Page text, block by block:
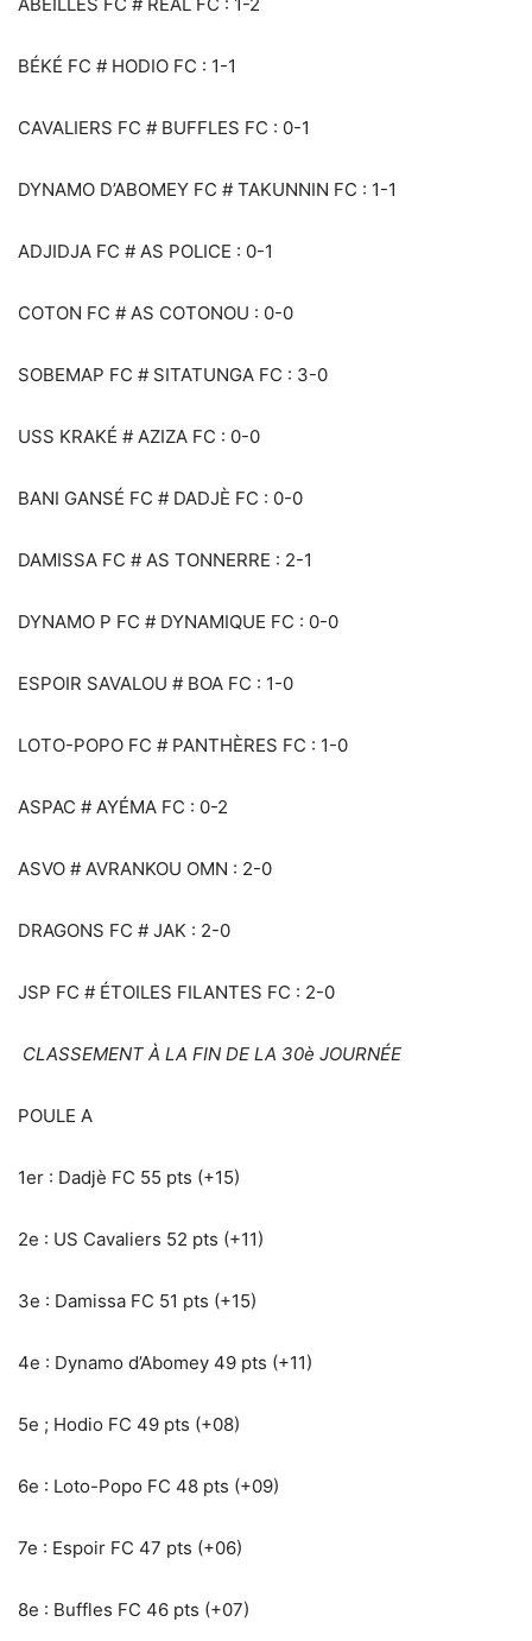
BÉKÉ FC # HODIO FC : 1-1
CAVALIERS FC # BUFFLES FC : 0-1
DYNAMO D’ABOMEY FC # TAKUNNIN FC : 1-1
ADJIDJA FC # AS POLICE : 0-1
COTON FC # AS COTONOU : 0-0
SOBEMAP FC # SITATUNGA FC : 3-0
USS KRAKÉ # AZIZA FC : 0-0
BANI GANSÉ FC # DADJÈ FC : 0-0
DAMISSA FC # AS TONNERRE : 2-1
DYNAMO P FC # DYNAMIQUE FC : 0-0
ESPOIR SAVALOU # BOA FC : 1-0
LOTO-POPO FC # PANTHÈRES FC : 1-0
ASPAC # AYÉMA FC : 0-2
ASVO # AVRANKOU OMN : 2-0
DRAGONS FC # JAK : 2-0
JSP FC # ÉTOILES FILANTES FC : 2-0
CLASSEMENT À LA FIN DE LA 30è JOURNÉE
POULE A
1er : Dadjè FC 55 pts (+15)
2e : US Cavaliers 52 pts (+11)
3e : Damissa FC 51 pts (+15)
4e : Dynamo d’Abomey 49 pts (+11)
5e ; Hodio FC 49 pts (+08)
6e : Loto-Popo FC 48 pts (+09)
7e : Espoir FC 47 pts (+06)
8e : Buffles FC 46 pts (+07)